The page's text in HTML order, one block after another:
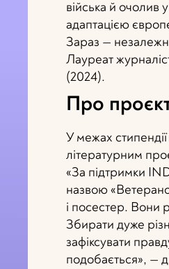
війська й очолив
адаптацією
Зараз —
Лауреат
(2024).
Про
У межах
літературним
«За підтримки
назвою
і посестер. Вони
Збирати дуже
зафіксувати
подобається», —